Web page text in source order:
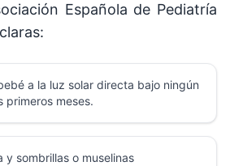
Española de Pediatría
a la luz solar directa bajo ningún
primeros meses.
y sombrillas o muselinas